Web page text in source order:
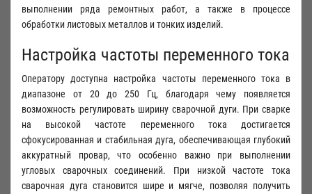
выполнении ряда ремонтных работ, а также в процессе
обработки листовых металлов и тонких изделий.
Настройка частоты переменного тока
Оператору доступна настройка частоты переменного тока в
диапазоне от 20 до 250 Гц, благодаря чему появляется
возможность регулировать ширину сварочной дуги. При сварке
на высокой частоте переменного тока достигается
сфокусированная и стабильная дуга, обеспечивающая глубокий
аккуратный провар, что особенно важно при выполнении
угловых сварочных соединений. При низкой частоте тока
сварочная дуга становится шире и мягче, позволяя получить